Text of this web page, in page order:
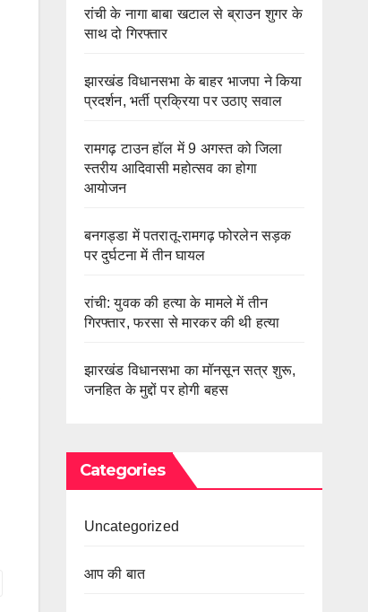
रांची के नागा बाबा खटाल से ब्राउन शुगर के
साथ दो गिरफ्तार
झारखंड विधानसभा के बाहर भाजपा ने किया
प्रदर्शन, भर्ती प्रक्रिया पर उठाए सवाल
रामगढ़ टाउन हॉल में 9 अगस्त को जिला
स्तरीय आदिवासी महोत्सव का होगा
आयोजन
बनगड्डा में पतरातू-रामगढ़ फोरलेन सड़क
पर दुर्घटना में तीन घायल
रांची: युवक की हत्या के मामले में तीन
गिरफ्तार, फरसा से मारकर की थी हत्या
झारखंड विधानसभा का मॉनसून सत्र शुरू,
जनहित के मुद्दों पर होगी बहस
Categories
Uncategorized
आप की बात